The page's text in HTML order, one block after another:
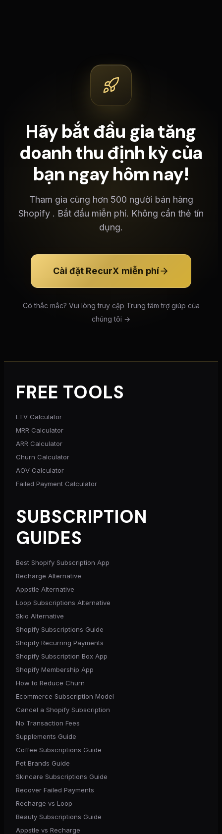
Hãy bắt đầu gia tăng
doanh thu định kỳ của
bạn ngay hôm nay!
Tham gia cùng hơn 500 người bán hàng
Shopify . Bắt đầu miễn phí. Không cần thẻ tín
dụng.
Cài đặt RecurX miễn phí
Có thắc mắc? Vui lòng truy cập Trung tâm trợ giúp của
chúng tôi →
FREE TOOLS
LTV Calculator
MRR Calculator
ARR Calculator
Churn Calculator
AOV Calculator
Failed Payment Calculator
SUBSCRIPTION
GUIDES
Best Shopify Subscription App
Recharge Alternative
Appstle Alternative
Loop Subscriptions Alternative
Skio Alternative
Shopify Subscriptions Guide
Shopify Recurring Payments
Shopify Subscription Box App
Shopify Membership App
How to Reduce Churn
Ecommerce Subscription Model
Cancel a Shopify Subscription
No Transaction Fees
Supplements Guide
Coffee Subscriptions Guide
Pet Brands Guide
Skincare Subscriptions Guide
Recover Failed Payments
Recharge vs Loop
Beauty Subscriptions Guide
Appstle vs Recharge